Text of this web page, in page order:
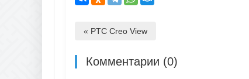
« PTC Creo View
Комментарии (0)